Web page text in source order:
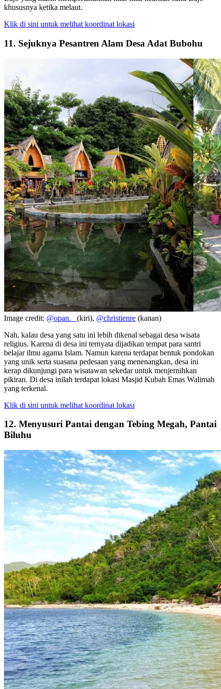
khususnya ketika melaut.
Klik di sini untuk melihat koordinat lokasi
11. Sejuknya Pesantren Alam Desa Adat Bubohu
Image credit: @opan._ (kiri), @christienre (kanan)
Nah, kalau desa yang satu ini lebih dikenal sebagai desa wisata
religius. Karena di desa ini ternyata dijadikan tempat para santri
belajar ilmu agama Islam. Namun karena terdapat bentuk pondokan
yang unik serta suasana pedesaan yang menenangkan, desa ini
kerap dikunjungi para wisatawan sekedar untuk menjernihkan
pikiran. Di desa inilah terdapat lokasi Masjid Kubah Emas Walimah
yang terkenal.
Klik di sini untuk melihat koordinat lokasi
12. Menyusuri Pantai dengan Tebing Megah, Pantai
Biluhu